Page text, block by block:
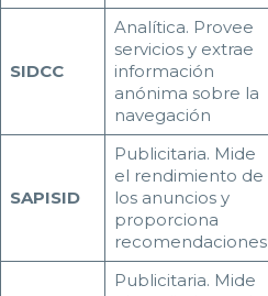
SIDCC
Analítica. Provee
servicios y extrae
información
anónima sobre la
navegación
SAPISID
Publicitaria. Mide
el rendimiento de
los anuncios y
proporciona
recomendaciones
Publicitaria. Mide